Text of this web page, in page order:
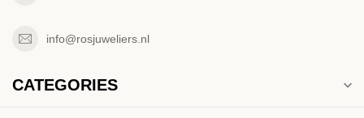
info@rosjuweliers.nl
CATEGORIES